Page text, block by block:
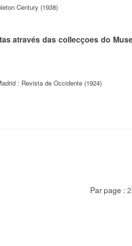
Century (1938)
através das collecçoes do
: Revista de Occidente (1924)
Par page :